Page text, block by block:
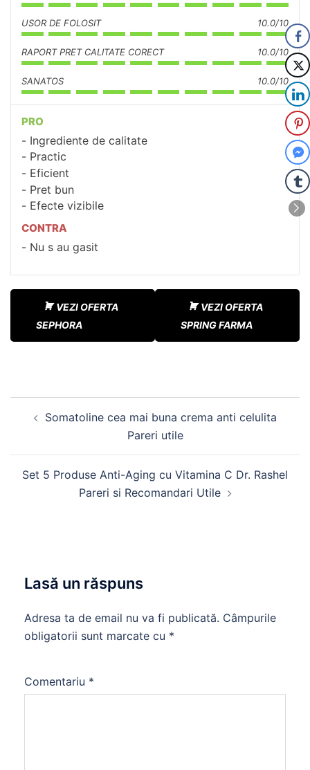
USOR DE FOLOSIT 10.0/10
RAPORT PRET CALITATE CORECT 10.0/10
SANATOS 10.0/10
PRO
Ingrediente de calitate
Practic
Eficient
Pret bun
Efecte vizibile
CONTRA
Nu s au gasit
VEZI OFERTA
SEPHORA
VEZI OFERTA
SPRING FARMA
Somatoline cea mai buna crema anti celulita
Pareri utile
Set 5 Produse Anti-Aging cu Vitamina C Dr. Rashel
Pareri si Recomandari Utile
Lasă un răspuns
Adresa ta de email nu va fi publicată. Câmpurile
obligatorii sunt marcate cu *
Comentariu *